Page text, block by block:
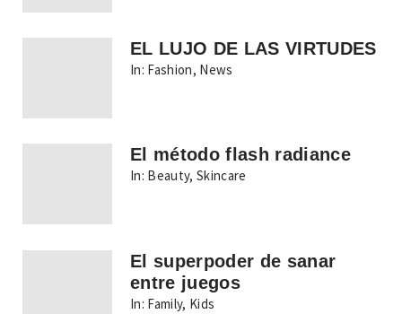
EL LUJO DE LAS VIRTUDES
In: Fashion, News
El método flash radiance
In: Beauty,Skincare
El superpoder de sanar
entre juegos
In: Family, Kids